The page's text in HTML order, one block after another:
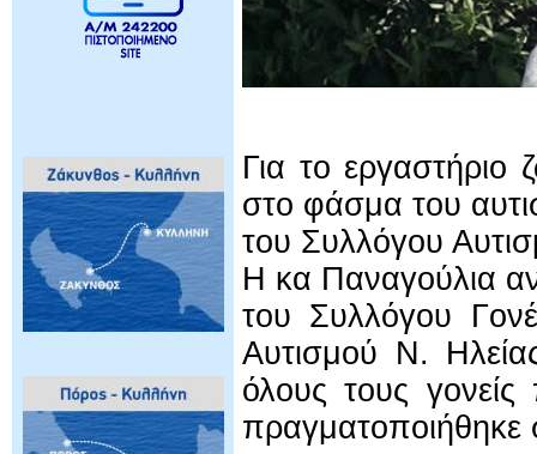
Για το εργαστήριο
στο φάσμα του
του Συλλόγου
Η κα Παναγούλια
του Συλλόγου
Αυτισμού Ν.
όλους τους
πραγματοποιήθηκε